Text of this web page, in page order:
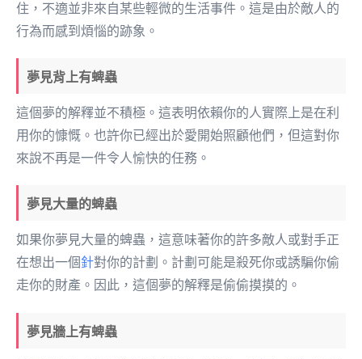
住，不適並非來自某些輕微的生活事件。這是由於敵人的
行為而感到煩惱的跡象。
夢見背上有蜱蟲
這個夢的解釋並不積極。這表明依賴你的人實際上是在利
用你的慷慨。也許你已經出於愛開始照顧他們，但這對你
來說不再是一件令人愉快的任務。
夢見大量的蜱蟲
如果你夢見大量的蜱蟲，這意味著你的許多敵人或對手正
在想出一個 針對你的計劃。計劃可能是殺死你或誘騙你偷
走你的財產。因此，這個夢的解釋是偷偷摸摸的。
夢見牆上有蜱蟲